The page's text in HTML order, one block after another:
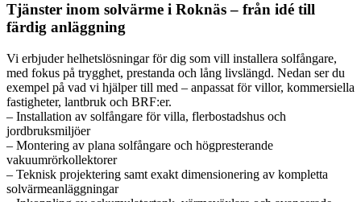
Tjänster inom solvärme i Roknäs – från idé till
färdig anläggning
Vi erbjuder helhetslösningar för dig som vill installera solfångare,
med fokus på trygghet, prestanda och lång livslängd. Nedan ser du
exempel på vad vi hjälper till med – anpassat för villor, kommersiella
fastigheter, lantbruk och BRF:er.
– Installation av solfångare för villa, flerbostadshus och
jordbruksmiljöer
– Montering av plana solfångare och högpresterande
vakuumrörkollektorer
– Teknisk projektering samt exakt dimensionering av kompletta
solvärmeanläggningar